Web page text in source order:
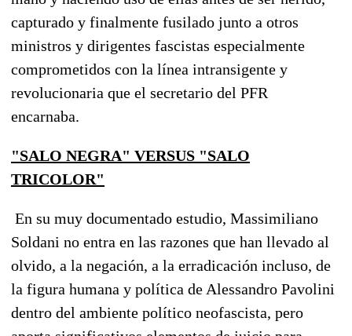
capturado y finalmente fusilado junto a otros
ministros y dirigentes fascistas especialmente
comprometidos con la línea intransigente y
revolucionaria que el secretario del PFR
encarnaba.
"SALO NEGRA" VERSUS "SALO
TRICOLOR"
En su muy documentado estudio, Massimiliano
Soldani no entra en las razones que han llevado al
olvido, a la negación, a la erradicación incluso, de
la figura humana y política de Alessandro Pavolini
dentro del ambiente político neofascista, pero